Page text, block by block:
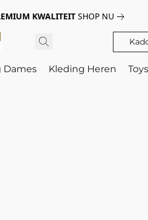
KWALITEIT SHOP NU
Dames Kleding Heren